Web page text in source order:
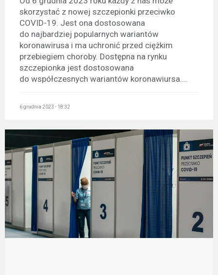
skorzystać z nowej szczepionki przeciwko
COVID-19. Jest ona dostosowana
do najbardziej popularnych wariantów
koronawirusa i ma uchronić przed ciężkim
przebiegiem choroby. Dostępna na rynku
szczepionka jest dostosowana
do współczesnych wariantów koronawiursa....
6 grudnia 2023 - 18:32